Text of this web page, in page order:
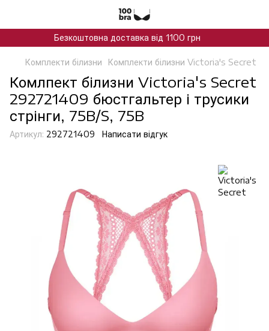
Безкоштовна доставка від 1100 грн
Комплекти білизни Комплекти білизни Victoria's Secret
Комлпект білизни Victoria's Secret
292721409 бюстгальтер і трусики
стрінги, 75B/S, 75B
Артикул: 292721409 Написати відгук